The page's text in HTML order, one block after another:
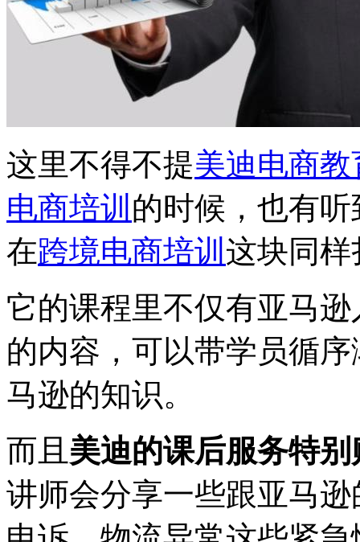
这里不得不提美迪电商教
电商培训 的时候，也有
在跨境电商培训 这块同样
它的课程里不仅有亚马
的内容，可以带学员循
马逊的知识。
而且 美迪的课后服务特
讲师会分享一些跟亚马